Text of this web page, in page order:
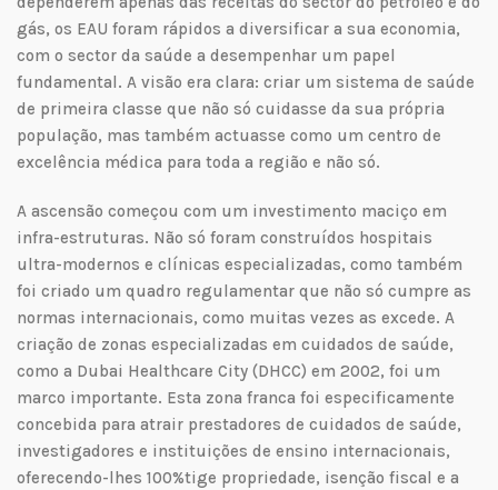
gás, os EAU foram rápidos a diversificar a sua economia,
com o sector da saúde a desempenhar um papel
fundamental. A visão era clara: criar um sistema de saúde
de primeira classe que não só cuidasse da sua própria
população, mas também actuasse como um centro de
excelência médica para toda a região e não só.
A ascensão começou com um investimento maciço em
infra-estruturas. Não só foram construídos hospitais
ultra-modernos e clínicas especializadas, como também
foi criado um quadro regulamentar que não só cumpre as
normas internacionais, como muitas vezes as excede. A
criação de zonas especializadas em cuidados de saúde,
como a Dubai Healthcare City (DHCC) em 2002, foi um
marco importante. Esta zona franca foi especificamente
concebida para atrair prestadores de cuidados de saúde,
investigadores e instituições de ensino internacionais,
oferecendo-lhes 100%tige propriedade, isenção fiscal e a